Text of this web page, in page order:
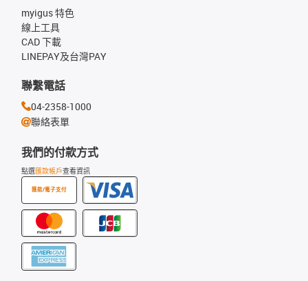
我們的付款方式
點選匯款帳戶查看資訊
匯款/電子支付
myigus 特色
線上工具
CAD 下載
LINEPAY及台灣PAY
聯繫電話
04-2358-1000
聯絡表單